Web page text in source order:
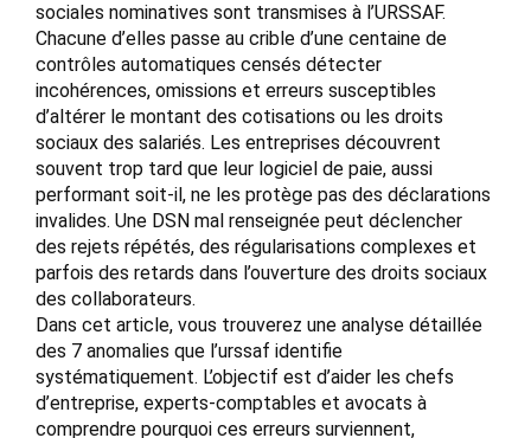
sociales nominatives sont transmises à l’URSSAF.
Chacune d’elles passe au crible d’une centaine de
contrôles automatiques censés détecter
incohérences, omissions et erreurs susceptibles
d’altérer le montant des cotisations ou les droits
sociaux des salariés. Les entreprises découvrent
souvent trop tard que leur logiciel de paie, aussi
performant soit-il, ne les protège pas des déclarations
invalides. Une DSN mal renseignée peut déclencher
des rejets répétés, des régularisations complexes et
parfois des retards dans l’ouverture des droits sociaux
des collaborateurs.
Dans cet article, vous trouverez une analyse détaillée
des 7 anomalies que l’urssaf identifie
systématiquement. L’objectif est d’aider les chefs
d’entreprise, experts-comptables et avocats à
comprendre pourquoi ces erreurs surviennent,